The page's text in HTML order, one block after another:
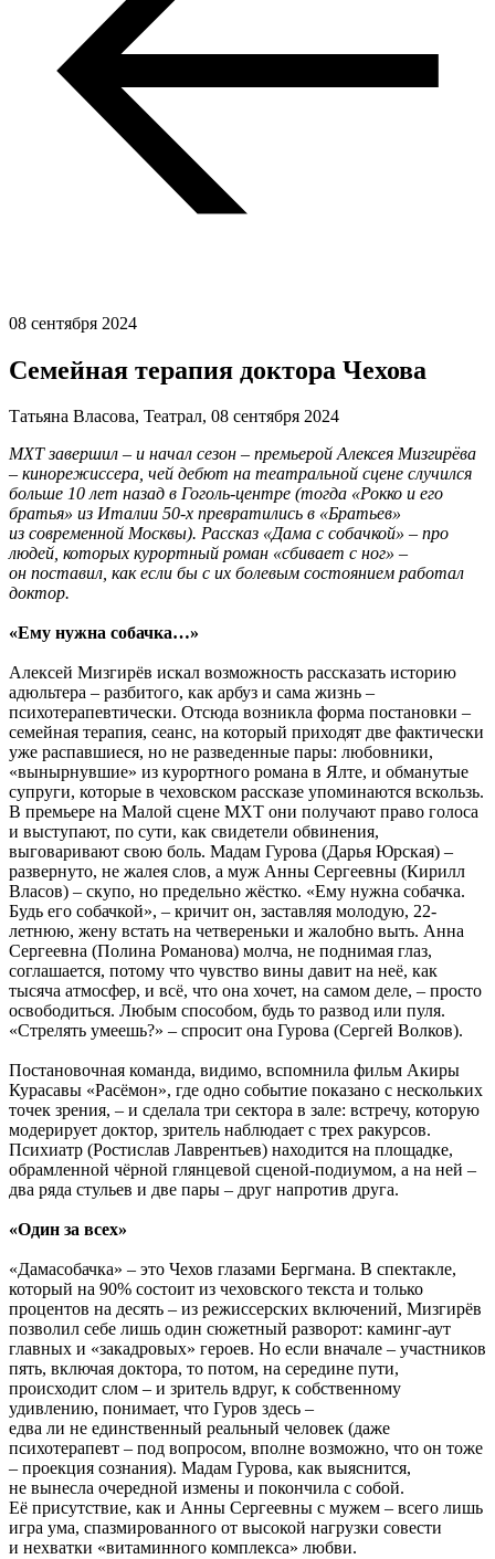
08 сентября 2024
Семейная терапия доктора Чехова
Татьяна Власова, Театрал, 08 сентября 2024
МХТ завершил – и начал сезон – премьерой Алексея Мизгирёва
– кинорежиссера, чей дебют на театральной сцене случился
больше 10 лет назад в Гоголь-центре (тогда «Рокко и его
братья» из Италии 50-х превратились в «Братьев»
из современной Москвы). Рассказ «Дама с собачкой» – про
людей, которых курортный роман «сбивает с ног» –
он поставил, как если бы с их болевым состоянием работал
доктор.
«Ему нужна собачка…»
Алексей Мизгирёв искал возможность рассказать историю
адюльтера – разбитого, как арбуз и сама жизнь –
психотерапевтически. Отсюда возникла форма постановки –
семейная терапия, сеанс, на который приходят две фактически
уже распавшиеся, но не разведенные пары: любовники,
«вынырнувшие» из курортного романа в Ялте, и обманутые
супруги, которые в чеховском рассказе упоминаются вскользь.
В премьере на Малой сцене МХТ они получают право голоса
и выступают, по сути, как свидетели обвинения,
выговаривают свою боль. Мадам Гурова (Дарья Юрская) –
развернуто, не жалея слов, а муж Анны Сергеевны (Кирилл
Власов) – скупо, но предельно жёстко. «Ему нужна собачка.
Будь его собачкой», – кричит он, заставляя молодую, 22-
летнюю, жену встать на четвереньки и жалобно выть. Анна
Сергеевна (Полина Романова) молча, не поднимая глаз,
соглашается, потому что чувство вины давит на неё, как
тысяча атмосфер, и всё, что она хочет, на самом деле, – просто
освободиться. Любым способом, будь то развод или пуля.
«Стрелять умеешь?» – спросит она Гурова (Сергей Волков).
Постановочная команда, видимо, вспомнила фильм Акиры
Курасавы «Расёмон», где одно событие показано с нескольких
точек зрения, – и сделала три сектора в зале: встречу, которую
модерирует доктор, зритель наблюдает с трех ракурсов.
Психиатр (Ростислав Лаврентьев) находится на площадке,
обрамленной чёрной глянцевой сценой-подиумом, а на ней –
два ряда стульев и две пары – друг напротив друга.
«Один за всех»
«Дамасобачка» – это Чехов глазами Бергмана. В спектакле,
который на 90% состоит из чеховского текста и только
процентов на десять – из режиссерских включений, Мизгирёв
позволил себе лишь один сюжетный разворот: каминг-аут
главных и «закадровых» героев. Но если вначале – участников
пять, включая доктора, то потом, на середине пути,
происходит слом – и зритель вдруг, к собственному
удивлению, понимает, что Гуров здесь –
едва ли не единственный реальный человек (даже
психотерапевт – под вопросом, вполне возможно, что он тоже
– проекция сознания). Мадам Гурова, как выяснится,
не вынесла очередной измены и покончила с собой.
Её присутствие, как и Анны Сергеевны с мужем – всего лишь
игра ума, спазмированного от высокой нагрузки совести
и нехватки «витаминного комплекса» любви.